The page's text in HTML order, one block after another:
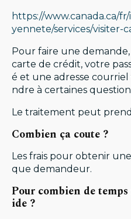
https://www.canada.ca/
yennete/services/visiter-
Pour faire une
carte de crédit, votre
é et une adresse
ndre à certaines
Le traitement peut
Combien ça coute ?
Les frais pour obtenir
que demandeur.
Pour combien de
ide ?